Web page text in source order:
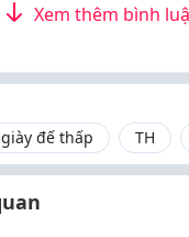
Xem thêm bình
giày đế thấp TH